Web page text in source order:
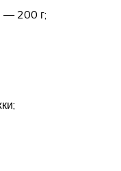
— 200 г;